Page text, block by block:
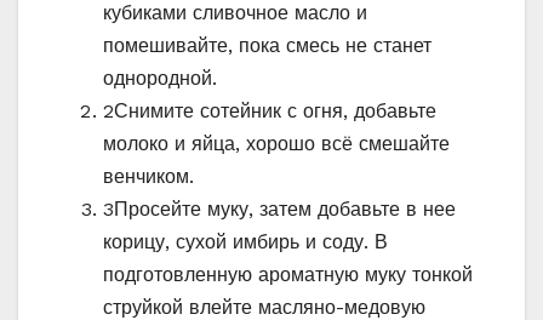
кубиками сливочное масло и
помешивайте, пока смесь не станет
однородной.
2Снимите сотейник с огня, добавьте
молоко и яйца, хорошо всё смешайте
венчиком.
3Просейте муку, затем добавьте в нее
корицу, сухой имбирь и соду. В
подготовленную ароматную муку тонкой
струйкой влейте масляно-медовую